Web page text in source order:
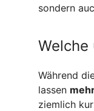
sondern
Während
lassen
ziemlich